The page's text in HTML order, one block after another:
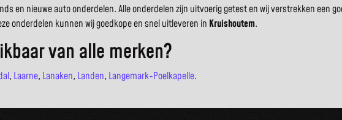
en nieuwe auto onderdelen. Alle onderdelen zijn uitvoerig getest en wij verstrekken een
onderdelen kunnen wij goedkope en snel uitleveren in Kruishoutem.
van alle merken?
, Laarne, Lanaken, Landen, Langemark-Poelkapelle.